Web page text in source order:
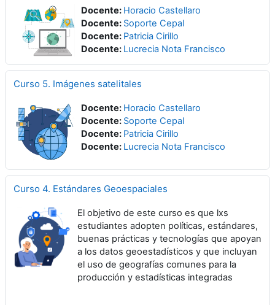
Docente: Horacio Castellaro
Docente: Soporte Cepal
Docente: Patricia Cirillo
Docente: Lucrecia Nota Francisco
Curso 5. Imágenes satelitales
Docente: Horacio Castellaro
Docente: Soporte Cepal
Docente: Patricia Cirillo
Docente: Lucrecia Nota Francisco
Curso 4. Estándares Geoespaciales
El objetivo de este curso es que lxs
estudiantes adopten políticas, estándares,
buenas prácticas y tecnologías que apoyan
a los datos geoestadísticos y que incluyan
el uso de geografías comunes para la
producción y estadísticas integradas